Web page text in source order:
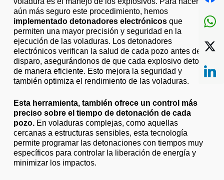
aún más seguro este procedimiento, hemos
implementado detonadores electrónicosque
permiten una mayor precisión y seguridad en la
ejecución de las voladuras. Los detonadores
electrónicos verifican la salud de cada pozo antes del
disparo, asegurándonos de que cada explosivo detone
de manera eficiente. Esto mejora la seguridad y
también optimiza el rendimiento de las voladuras.
Esta herramienta, también ofrece un control más
preciso sobre el tiempo de detonación de cada
pozo. En voladuras complejas, como aquellas
cercanas a estructuras sensibles, esta tecnología
permite programar las detonaciones con tiempos muy
específicos para controlar la liberación de energía y
minimizar los impactos.